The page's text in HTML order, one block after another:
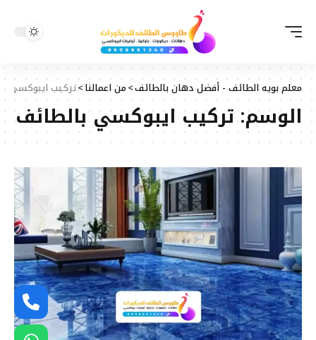
معلم بويه الطائف - أفضل دهان بالطائف>من اعمالنا>تركيب ايبوكسي
الوسم:تركيب ايبوكسي بالطائف